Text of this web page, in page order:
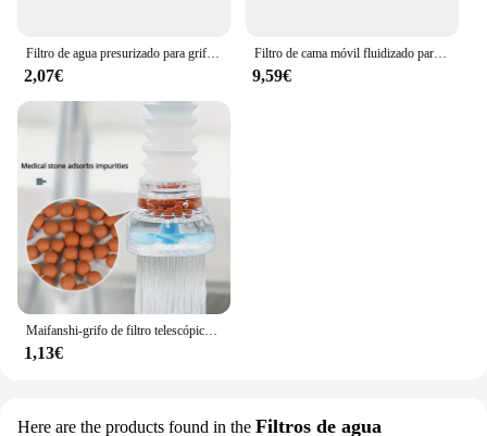
2,07€
Filtro de cama móvil fluidizado para pecera de Acuario, filtro de burbuja Bio Media, esponja para pecera con ventosa, piedra de aire y filtro de esponja
9,59€
1,13€
Here are the products found in the Filtros de agua